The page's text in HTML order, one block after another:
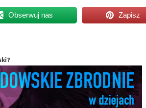
Obserwuj nas Zapisz